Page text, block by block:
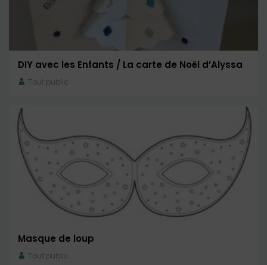
DIY avec les Enfants / La carte de Noël d’Alyssa
Tout public
Masque de loup
Tout public